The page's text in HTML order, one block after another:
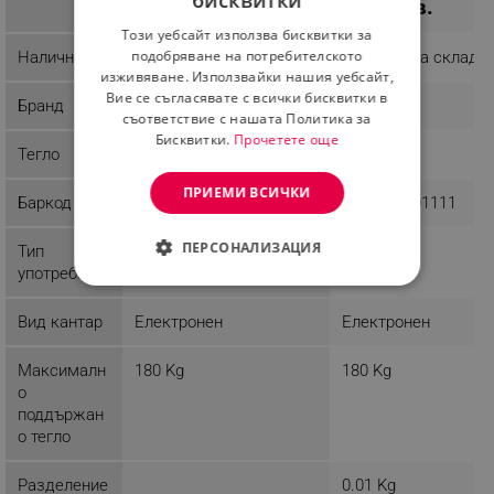
39.88 лв.
19.89 лв.
Наличност Последни бройки Налично на склад
Бранд Beper Rosberg
Тегло
Баркод 8056420222456 3800235301111
Тип
употреба
Домашна
Вид кантар Електронен Електронен
Максималн
о
поддържан
о тегло
180 Kg 180 Kg
Разделение 0.01 Kg
Този уебсайт използва бисквитки за
подобряване на потребителското
изживяване. Използвайки нашия уебсайт,
Вие се съгласявате с всички бисквитки в
съответствие с нашата Политика за
Бисквитки. Прочетете още
ПРИЕМИ ВСИЧКИ
ПЕРСОНАЛИЗАЦИЯ
СТРОГО НЕОБХОДИМО
ЕФЕКТИВНОСТ
ТАРГЕТИРАНЕ